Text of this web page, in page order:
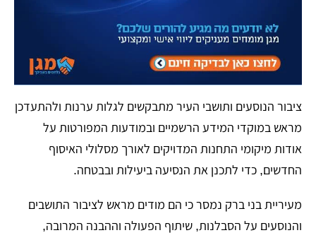
ציבור הנוסעים ותושבי העיר מתבקשים לגלות ערנות ולהתעדכן
מראש במוקדי המידע הרשמיים ובמודעות המפורטות על
אודות מיקומי התחנות המדויקים לאורך מסלולי האיסוף
החדשים, כדי לתכנן את הנסיעה ביעילות ובבטחה.
מעיריית בני ברק נמסר כי הם מודים מראש לציבור התושבים
והנוסעים על הסבלנות, שיתוף הפעולה וההבנה המרובה,